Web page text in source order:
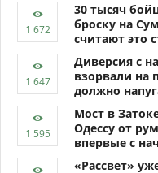
30 тысяч
броску на
считают это
Диверсия с
взорвали на
должно
Мост в
Одессу от
впервые с
«Рассвет»